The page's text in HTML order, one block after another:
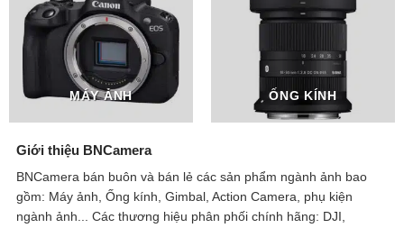
MÁY ẢNH ỐNG KÍNH
Giới thiệu BNCamera
BNCamera bán buôn và bán lẻ các sản phẩm ngành ảnh bao
gồm: Máy ảnh, Ống kính, Gimbal, Action Camera, phụ kiện
ngành ảnh...
Các thương hiệu phân phối chính hãng: DJI,